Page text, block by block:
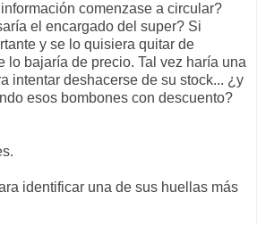
comenzase a circular?
el encargado del super? Si
y se lo quisiera quitar de
lo bajaría de precio. Tal vez haría una
intentar deshacerse de su stock... ¿y
esos bombones con descuento?
identificar una de sus huellas más